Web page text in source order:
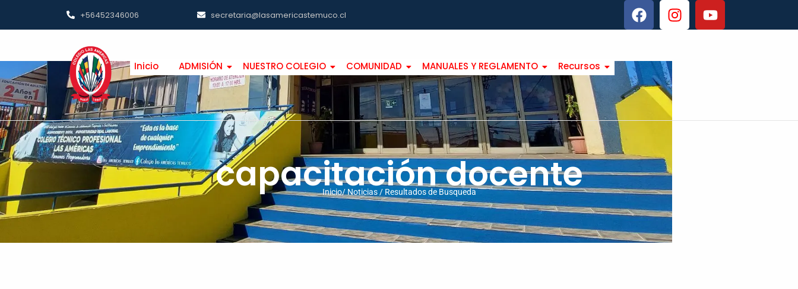
+56452346006 secretaria@lasamericastemuco.cl
Inicio ADMISIÓN NUESTRO COLEGIO COMUNIDAD MANUALES Y REGLAMENTO Recursos
capacitación docente
Inicio/ Noticias / Resultados de Busqueda